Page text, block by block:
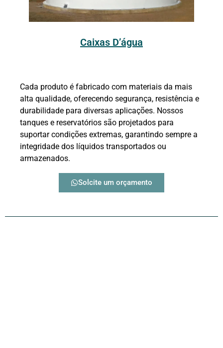
Caixas D’água
Cada produto é fabricado com materiais da mais
alta qualidade, oferecendo segurança, resistência e
durabilidade para diversas aplicações. Nossos
tanques e reservatórios são projetados para
suportar condições extremas, garantindo sempre a
integridade dos líquidos transportados ou
armazenados.
Solcite um orçamento